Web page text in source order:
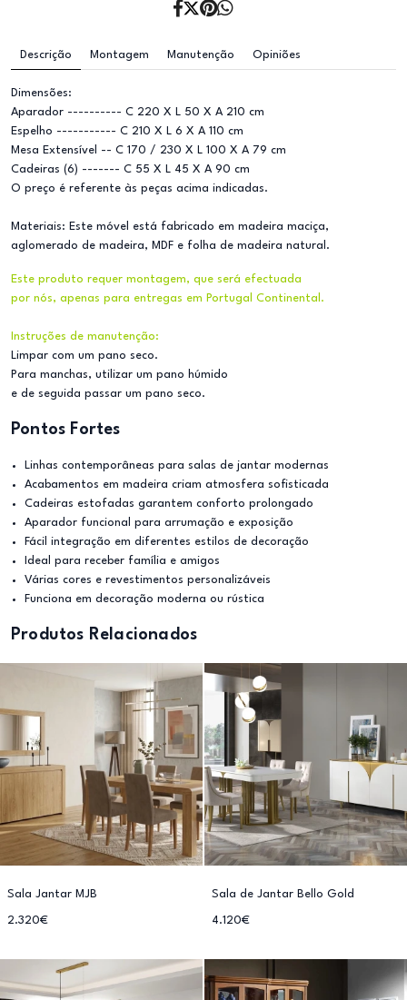
Descrição Montagem Manutenção Opiniões
Dimensões:
Aparador ---------- C 220 X L 50 X A 210 cm
Espelho ----------- C 210 X L 6 X A 110 cm
Mesa Extensível -- C 170 / 230 X L 100 X A 79 cm
Cadeiras (6) ------- C 55 X L 45 X A 90 cm
O preço é referente às peças acima indicadas.
Materiais: Este móvel está fabricado em madeira maciça,
aglomerado de madeira, MDF e folha de madeira natural.
Este produto requer montagem, que será efectuada
por nós, apenas para entregas em Portugal Continental.
Instruções de manutenção:
Limpar com um pano seco.
Para manchas, utilizar um pano húmido
e de seguida passar um pano seco.
Pontos Fortes
Linhas contemporâneas para salas de jantar modernas
Acabamentos em madeira criam atmosfera sofisticada
Cadeiras estofadas garantem conforto prolongado
Aparador funcional para arrumação e exposição
Fácil integração em diferentes estilos de decoração
Ideal para receber família e amigos
Várias cores e revestimentos personalizáveis
Funciona em decoração moderna ou rústica
Produtos Relacionados
Sala Jantar MJB
2.320€
Sala de Jantar Bello Gold
4.120€